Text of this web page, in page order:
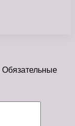
Обязательные